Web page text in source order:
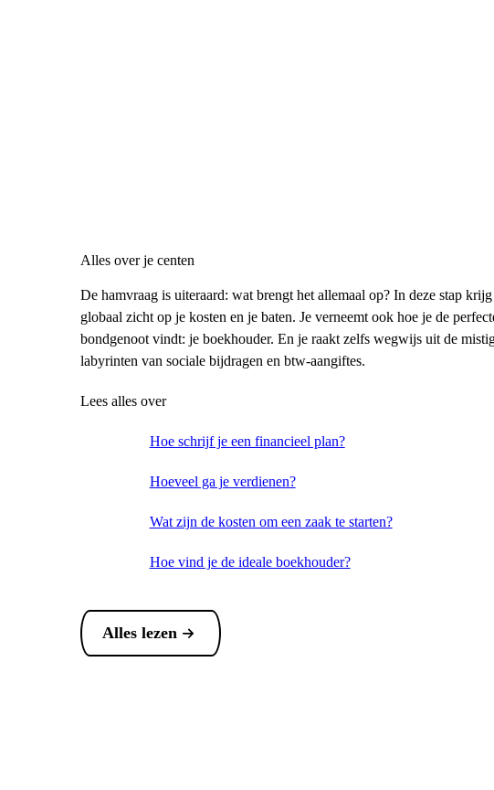
Alles over je centen
De hamvraag is uiteraard: wat brengt het allemaal op? In deze stap krijg
globaal zicht op je kosten en je baten. Je verneemt ook hoe je de
bondgenoot vindt: je boekhouder. En je raakt zelfs wegwijs uit de
labyrinten van sociale bijdragen en btw-aangiftes.
Lees alles over
Hoe schrijf je een financieel plan?
Hoeveel ga je verdienen?
Wat zijn de kosten om een zaak te starten?
Hoe vind je de ideale boekhouder?
Alles lezen